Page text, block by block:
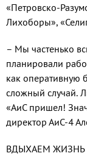
«Петровско-
Лихоборы»,
– Мы частенько
планировали
как оперативную
сложный случай.
«АиС пришел!
директор АиС-4
ВДЫХАЕМ ЖИЗНЬ